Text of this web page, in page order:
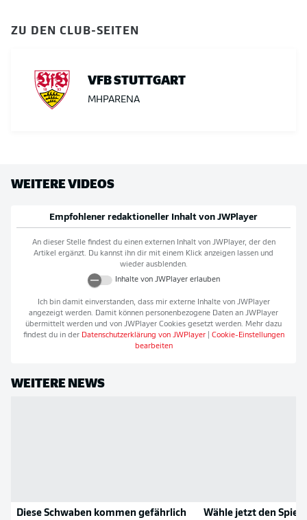
ZU DEN CLUB-SEITEN
VFB STUTTGART
MHPARENA
WEITERE VIDEOS
Empfohlener redaktioneller Inhalt von JWPlayer
An dieser Stelle findest du einen externen Inhalt von JWPlayer, der den
Artikel ergänzt. Du kannst ihn dir mit einem Klick anzeigen lassen und
wieder ausblenden.
Inhalte von JWPlayererlauben
Ich bin damit einverstanden, dass mir externe Inhalte von JWPlayer
angezeigt werden. Damit können personenbezogene Daten an JWPlayer
übermittelt werden und von JWPlayer Cookies gesetzt werden. Mehr dazu
findest du in der Datenschutzerklärung von JWPlayer| Cookie-Einstellungen
bearbeiten
WEITERE NEWS
Diese Schwaben kommen gefährlich Wähle jetzt den